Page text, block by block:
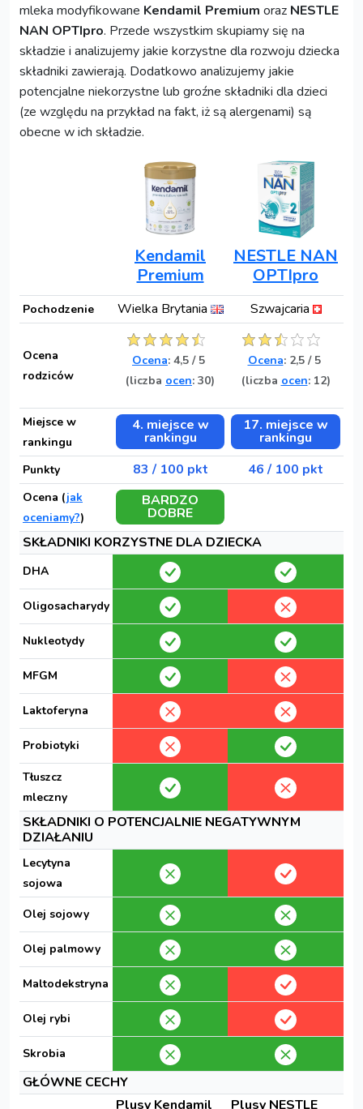
mleka modyfikowane Kendamil Premium oraz NESTLE
NAN OPTIpro. Przede wszystkim skupiamy się na
składzie i analizujemy jakie korzystne dla rozwoju dziecka
składniki zawierają. Dodatkowo analizujemy jakie
potencjalne niekorzystne lub groźne składniki dla dzieci
(ze względu na przykład na fakt, iż są alergenami) są
obecne w ich składzie.
Kendamil
Premium
NESTLE NAN
OPTIpro
Pochodzenie Wielka Brytania Szwajcaria
Ocena
rodziców
Ocena: 4,5 / 5
(liczba ocen: 30)
Ocena: 2,5/ 5
(liczba ocen: 12)
Miejsce w
rankingu
4. miejsce w
rankingu
17. miejsce w
rankingu
Punkty 83 / 100 pkt 46 / 100 pkt
Ocena (jak
oceniamy?)
BARDZO
DOBRE
SKŁADNIKI KORZYSTNE DLA DZIECKA
DHA
Oligosacharydy
Nukleotydy
MFGM
Laktoferyna
Probiotyki
Tłuszcz
mleczny
SKŁADNIKI O POTENCJALNIE NEGATYWNYM
DZIAŁANIU
Lecytyna
sojowa
Olej sojowy
Olej palmowy
Maltodekstryna
Olej rybi
Skrobia
GŁÓWNE CECHY
Plusy Kendamil
Plusy NESTLE